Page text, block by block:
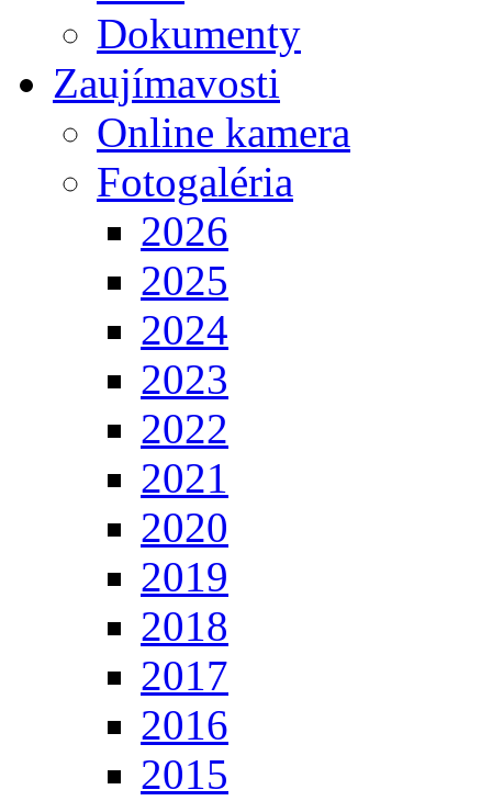
Dokumenty
Zaujímavosti
Online kamera
Fotogaléria
2026
2025
2024
2023
2022
2021
2020
2019
2018
2017
2016
2015